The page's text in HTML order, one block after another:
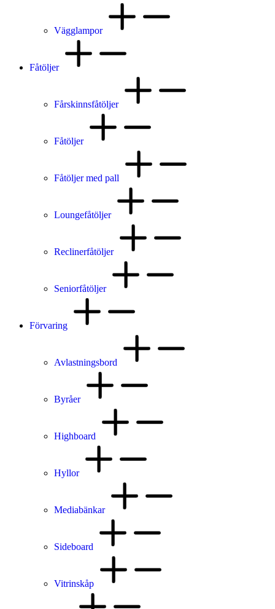
Vägglampor
Fåtöljer
Fårskinnsfåtöljer
Fåtöljer
Fåtöljer med pall
Loungefåtöljer
Reclinerfåtöljer
Seniorfåtöljer
Förvaring
Avlastningsbord
Byråer
Highboard
Hyllor
Mediabänkar
Sideboard
Vitrinskåp